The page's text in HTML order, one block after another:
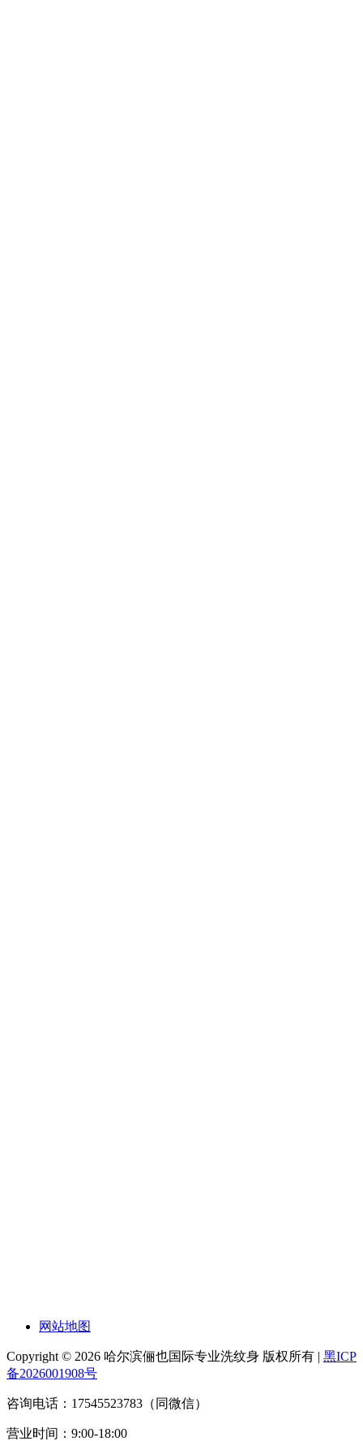
网站地图
Copyright © 2026 哈尔滨俪也国际专业洗纹身 版权所有 | 黑ICP
备2026001908号
咨询电话：17545523783（同微信）
营业时间：9:00-18:00